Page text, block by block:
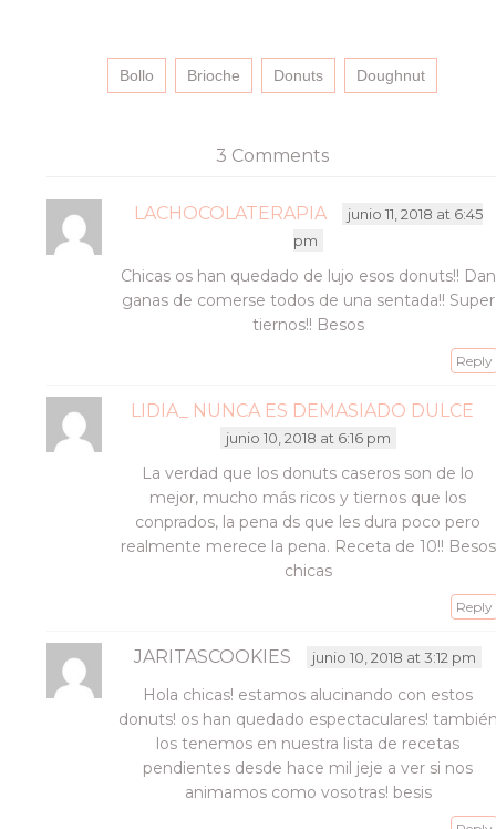
Facebook
(Se
abre
nueva)
Twitter
abre
nueva)
Pinterest
(Se
abre
nueva)
enlace
correo
una
ventana
Bollo Brioche Donuts Doughnut
3 Comments
LACHOCOLATERAPIA
junio 11, 2018 at 6:45
pm
Chicas os han quedado de lujo esos donuts!! Dan
ganas de comerse todos de una sentada!! Super
tiernos!! Besos
Reply
LIDIA_ NUNCA ES DEMASIADO DULCE
junio 10, 2018 at 6:16 pm
La verdad que los donuts caseros son de lo
mejor, mucho más ricos y tiernos que los
conprados, la pena ds que les dura poco pero
realmente merece la pena. Receta de 10!! Besos
chicas
Reply
JARITASCOOKIES junio 10, 2018 at 3:12 pm
Hola chicas! estamos alucinando con estos
donuts! os han quedado espectaculares!
los tenemos en nuestra lista de recetas
pendientes desde hace mil jeje a ver si nos
animamos como vosotras! besis